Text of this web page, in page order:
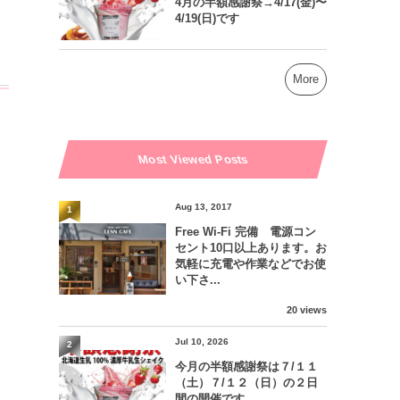
4/19(日)です
More
Most Viewed Posts
Aug 13, 2017
Free Wi-Fi 完備 電源コン
セント10口以上あります。お
気軽に充電や作業などでお使
い下さ...
20 views
1
Jul 10, 2026
今月の半額感謝祭は７/１１
（土）７/１２（日）の２日
2